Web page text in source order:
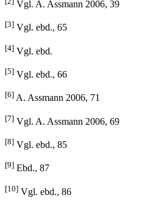
Vgl. A. Assmann 2006, 39
[3] Vgl. ebd., 65
[4] Vgl. ebd.
[5] Vgl. ebd., 66
[6] A. Assmann 2006, 71
[7] Vgl. A. Assmann 2006, 69
[8] Vgl. ebd., 85
[9] Ebd., 87
[10] Vgl. ebd., 86